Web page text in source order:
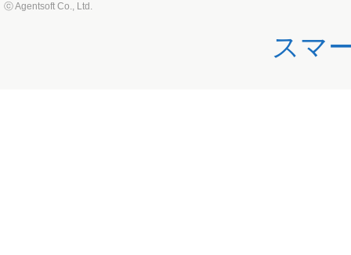
ⓒ Agentsoft Co., Ltd.
スマ